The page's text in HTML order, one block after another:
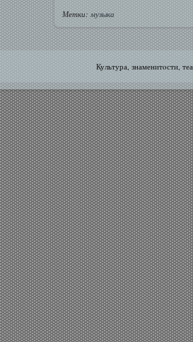
Метки: музыка
Культура, знаменитοсти,